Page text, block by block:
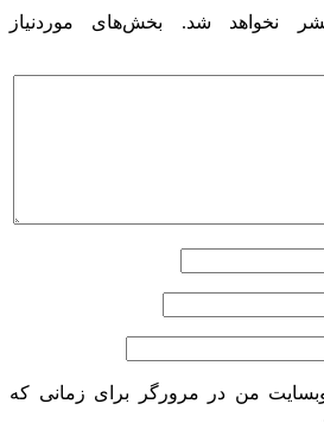
نخواهد شد.
بخش‌های موردنیاز
وبسایت من در مرورگر برای زمانی که